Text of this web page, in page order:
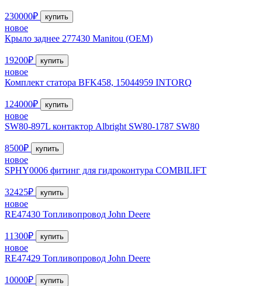
230000₽ купить
новое
Крыло заднее 277430 Manitou (OEM)
19200₽ купить
новое
Комплект статора BFK458, 15044959 INTORQ
124000₽ купить
новое
SW80-897L контактор Albright SW80-1787 SW80
8500₽ купить
новое
SPHY0006 фитинг для гидроконтура COMBILIFT
32425₽ купить
новое
RE47430 Топливопровод John Deere
11300₽ купить
новое
RE47429 Топливопровод John Deere
10000₽ купить